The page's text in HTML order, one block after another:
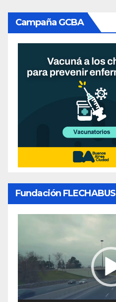
Campaña GCBA
Fundación FLECHABUS
video